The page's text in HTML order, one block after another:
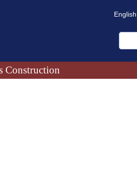
English
Construction